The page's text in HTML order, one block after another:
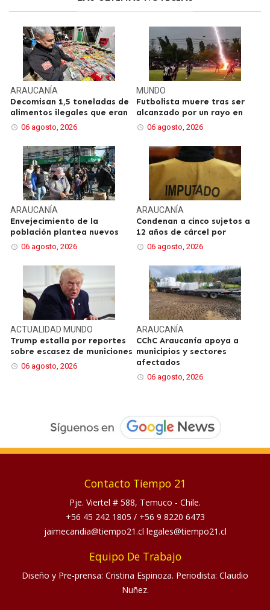
ARAUCANÍA
Decomisan 1,5 toneladas de
alimentos ilegales que eran
06 agosto, 2026
MUNDO
Futbolista muere tras ser
alcanzado por un rayo en
06 agosto, 2026
ARAUCANÍA
Envejecimiento de la
población plantea nuevos
06 agosto, 2026
ARAUCANÍA
Condenan a cinco sujetos a
12 años de cárcel por
06 agosto, 2026
ACTUALIDAD MUNDO
Trump estalla por reportes
sobre escasez de municiones
06 agosto, 2026
ARAUCANÍA
CChC Araucanía apoya a
municipios y sectores
afectados
06 agosto, 2026
Contacto Tiempo 21
Pje. Viertel # 588, Temuco - Chile.
+56 45 242 1805 / +56 9 8220 6473
jaimecandia@tiempo21.cl legales@tiempo21.cl
Equipo De Trabajo
Diseño y Pre-prensa: Cristina Espinoza. Periodista: Claudio
Nuñez.